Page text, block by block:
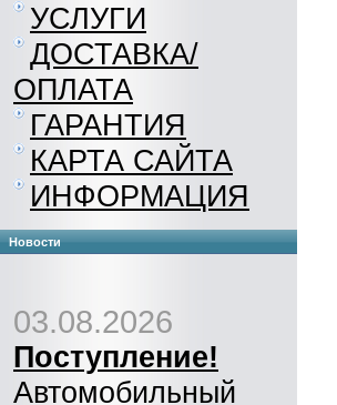
УСЛУГИ
ДОСТАВКА/
ОПЛАТА
ГАРАНТИЯ
КАРТА САЙТА
ИНФОРМАЦИЯ
Новости
03.08.2026
Поступление!
Автомобильный